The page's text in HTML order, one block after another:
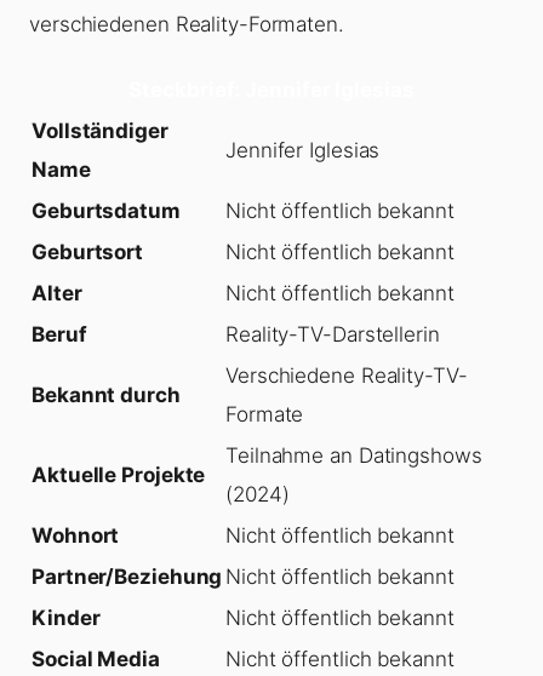
verschiedenen Reality-Formaten.
Vollständiger
Name
Jennifer Iglesias
Geburtsdatum
Nicht öffentlich bekannt
Geburtsort
Nicht öffentlich bekannt
Alter
Nicht öffentlich bekannt
Beruf
Reality-TV-Darstellerin
Bekannt durch
Verschiedene Reality-TV-
Formate
Aktuelle Projekte
Teilnahme an Datingshows
(2024)
Wohnort
Nicht öffentlich bekannt
Partner/Beziehung Nicht öffentlich bekannt
Kinder
Nicht öffentlich bekannt
Social Media
Nicht öffentlich bekannt